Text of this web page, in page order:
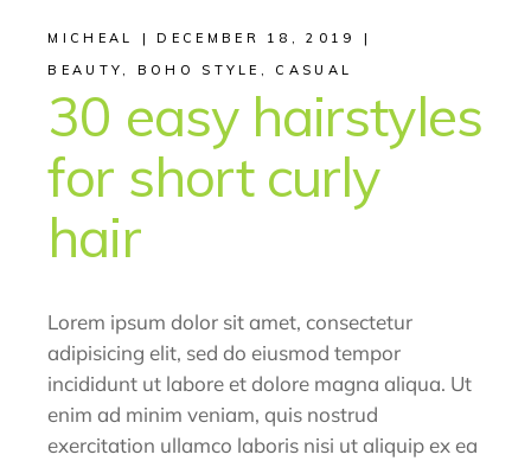
MICHEAL
DECEMBER 18, 2019
BEAUTY
BOHO STYLE CASUAL
30 easy hairstyles
for short curly
hair
Lorem ipsum dolor sit amet, consectetur
adipisicing elit, sed do eiusmod tempor
incididunt ut labore et dolore magna aliqua. Ut
enim ad minim veniam, quis nostrud
exercitation ullamco laboris nisi ut aliquip ex ea